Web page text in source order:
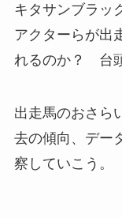
キタサンブラッ
アクターらが出
れるのか？ 台
出走馬のおさら
去の傾向、デー
察していこう。